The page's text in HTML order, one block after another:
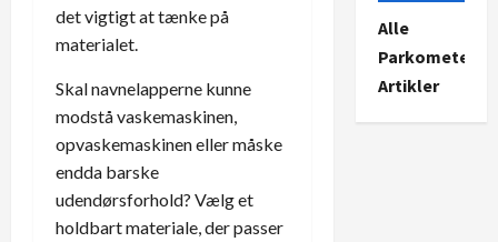
det vigtigt at tænke på
materialet.
Skal navnelapperne kunne
modstå vaskemaskinen,
opvaskemaskinen eller måske
endda barske
udendørsforhold? Vælg et
holdbart materiale, der passer
Alle
Parkometer-
Artikler